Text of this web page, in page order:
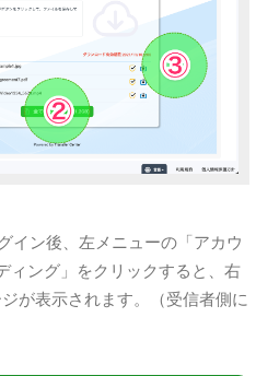
イン後、左メニューの「アカウ
ィング」をクリックすると、右
が表示されます。（受信者側に